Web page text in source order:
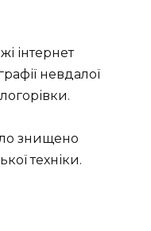
інтернет
невдалої
знищено
техніки.